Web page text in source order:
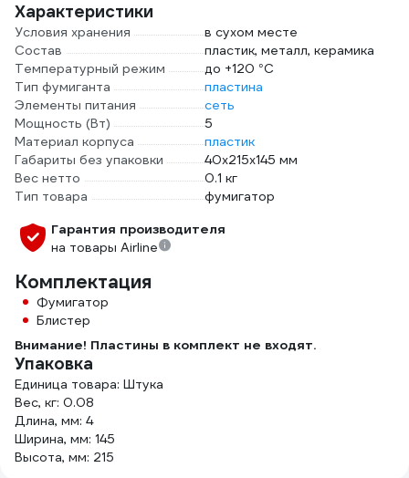
Характеристики
Условия хранения
в сухом месте
Состав
пластик, металл, керамика
Температурный режим
до +120 °С
Тип фумиганта
пластина
Элементы питания
сеть
Мощность (Вт)
5
Материал корпуса
пластик
Габариты без упаковки
40x215x145 мм
Вес нетто
0.1 кг
Тип товара
фумигатор
Гарантия производителя
на товары Airline
Комплектация
Фумигатор
Блистер
Внимание! Пластины в комплект не входят.
Упаковка
Единица товара: Штука
Вес, кг: 0.08
Длина, мм: 4
Ширина, мм: 145
Высота, мм: 215